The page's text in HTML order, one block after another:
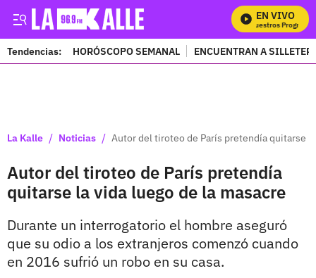
EN VIVO
Mira Todos Nuestros Programas
Tendencias: HORÓSCOPO SEMANAL ENCUENTRAN A
La Kalle / Noticias / Autor del tiroteo de París pretendía quitarse
Autor del tiroteo de París pretendía
quitarse la vida luego de la masacre
Durante un interrogatorio el hombre aseguró
que su odio a los extranjeros comenzó cuando
en 2016 sufrió un robo en su casa.